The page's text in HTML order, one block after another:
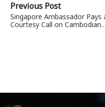
Previous Post
Singapore Ambassador Pays
Courtesy Call on